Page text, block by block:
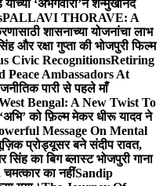
‘अभंगवारी’ने शन्मुखानंद
PALLAVI THORAVE: A
शासनाच्या योजनांचा लाभ
और रक्षा गुप्ता की भोजपुरी फिल्म
Civic RecognitionsRetiring
Ambassadors At
पारी से पहले माँ
Bengal: A New Twist To
को फ़िल्म मेकर धीरू यादव ने
Message On Mental
प्रोड्यूसर बने संदीप रावत,
सिंह का बिग ब्लास्ट भोजपुरी गाना
चमत्कार का नहींSandip